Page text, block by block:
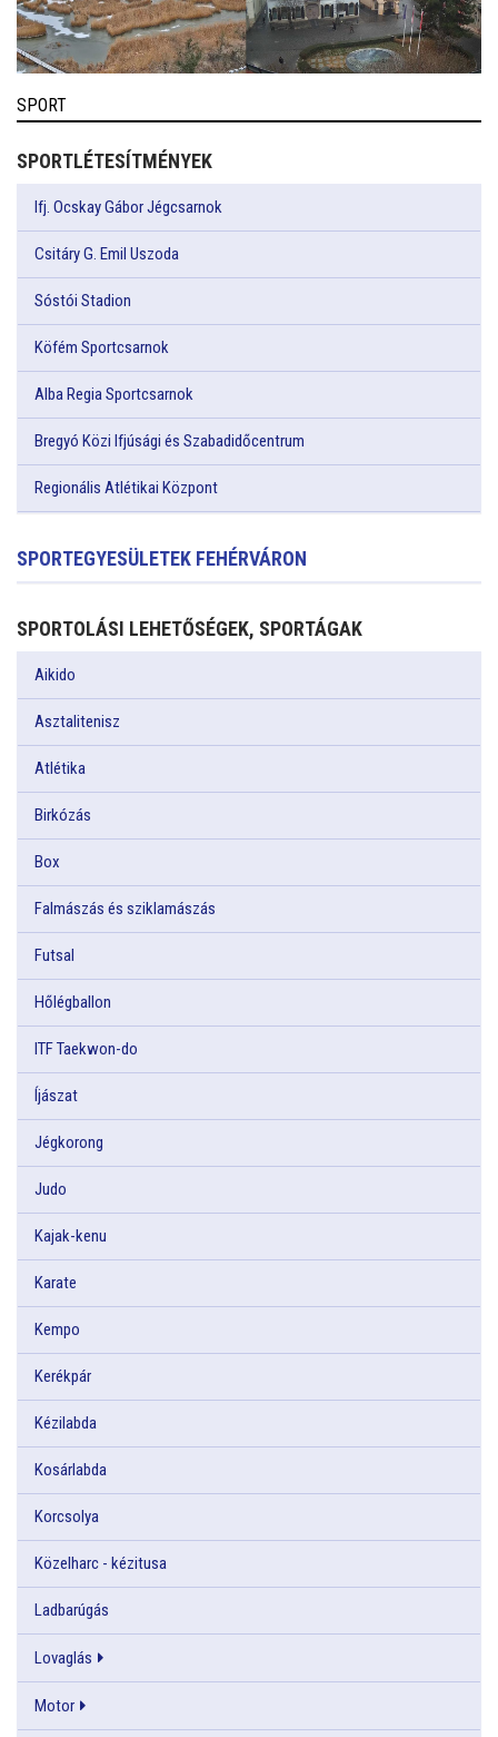
SPORT
SPORTLÉTESÍTMÉNYEK
Ifj. Ocskay Gábor Jégcsarnok
Csitáry G. Emil Uszoda
Sóstói Stadion
Köfém Sportcsarnok
Alba Regia Sportcsarnok
Bregyó Közi Ifjúsági és Szabadidőcentrum
Regionális Atlétikai Központ
SPORTEGYESÜLETEK FEHÉRVÁRON
SPORTOLÁSI LEHETŐSÉGEK, SPORTÁGAK
Aikido
Asztalitenisz
Atlétika
Birkózás
Box
Falmászás és sziklamászás
Futsal
Hőlégballon
ITF Taekwon-do
Íjászat
Jégkorong
Judo
Kajak-kenu
Karate
Kempo
Kerékpár
Kézilabda
Kosárlabda
Korcsolya
Közelharc - kézitusa
Ladbarúgás
Lovaglás
Motor